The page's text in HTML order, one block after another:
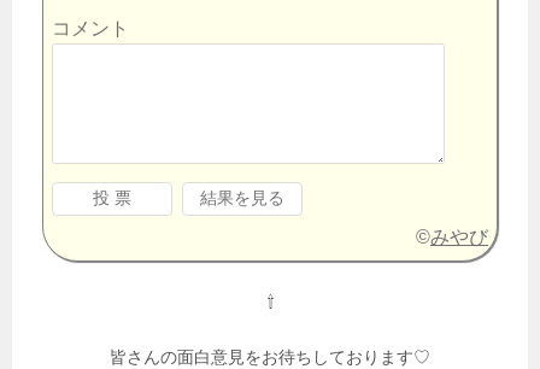
コメント
©みやび
⇧
皆さんの面白意見をお待ちしております♡